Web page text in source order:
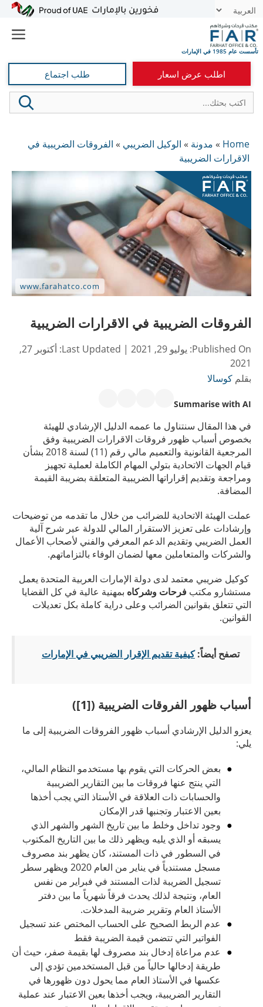
انتقل
المحتوى
اطلب عرض اسعار طلب اجتماع
Home
» مدونة » الوكيل الضريبي » الفروقات الضريبية في
الاقرارات الضريبية
الفروقات الضريبية في الاقرارات الضريبية
Published On: يوليو 29, 2021 | Last Updated:
أكتوبر 27,
2021
بقلم كوسالا
Summarise with AI
في هذا المقال سنتناول ما عممه الدليل الإرشادي للهيئة
بخصوص أسباب ظهور فروقات الاقرارات الضريبية وفق
المرجعية القانونية والتعميم مالي رقم (11) لسنة 2018 بشأن
قيام الجهات الاتحادية بتولي المهام الكاملة لعملية تجهيز
ومراجعة وتقديم إقراراتها الضريبية المتعلقة بضريبة القيمة
المضافة.
عملت الهيئة الاتحادية للضرائب من خلال ما تقدمه من توضيحات
وإرشادات على تعزيز الاستقرار المالي للدولة عبر شرح آلية
العمل الضريبي وتقديم الدعم المعرفي والفني لأصحاب الأعمال
والشركات والمتعاملين معها لضمان الوفاء بالتزاماتهم.
كوكيل ضريبي معتمد لدى دولة الإمارات العربية المتحدة يعمل
مستشارو مكتب فرحات وشركاه بمهنية عالية في كل القضايا
التي تتعلق بقوانين الضرائب وعلى دراية كاملة بكل تعديلات
القوانين.
تصفح أيضاً:كيفية تقديم الإقرار الضريبي في الإمارات
أسباب ظهور الفروقات الضريبية ([1]
)
يعزو الدليل الإرشادي أسباب ظهور الفروقات الضريبية إلى ما
يلي:
بعض الحركات التي يقوم بها مستخدمو النظام المالي،
التي ينتج عنها فروقات ما بين التقارير الضريبية
والحسابات ذات العلاقة في الأستاذ التي يجب أخذها
بعين الاعتبار وتجنبها قدر الإمكان
وجود تداخل وخلط ما بين تاريخ الشهر والشهر الذي
يسبقه أو الذي يليه ويظهر ذلك ما بين التاريخ المكتوب
في السطور في ذات المستند، كان يظهر بند مصروف
مسجل مستندياً في يناير من العام 2020 ويظهر سطر
تسجيل الضريبة لذات المستند في فبراير من نفس
العام، ونتيجة لذلك يحدث فرقاً شهرياً ما بين دفتر
الأستاذ العام وتقرير ضريبة المدخلات.
عدم الربط الصحيح على الحساب المختص عند تسجيل
الفواتير التي تتضمن قيمة الضريبة فقط
عدم مراعاة إدخال بند مصروف لها بقيمة صفر، حيث أن
طريقة إدخالها حالياً من قبل المستخدمين تؤدي إلى
عكسها في الأستاذ العام مما يحول دون ظهورها في
التقارير الضريبية، ويجب أخذها بعين الاعتبار عند عملية